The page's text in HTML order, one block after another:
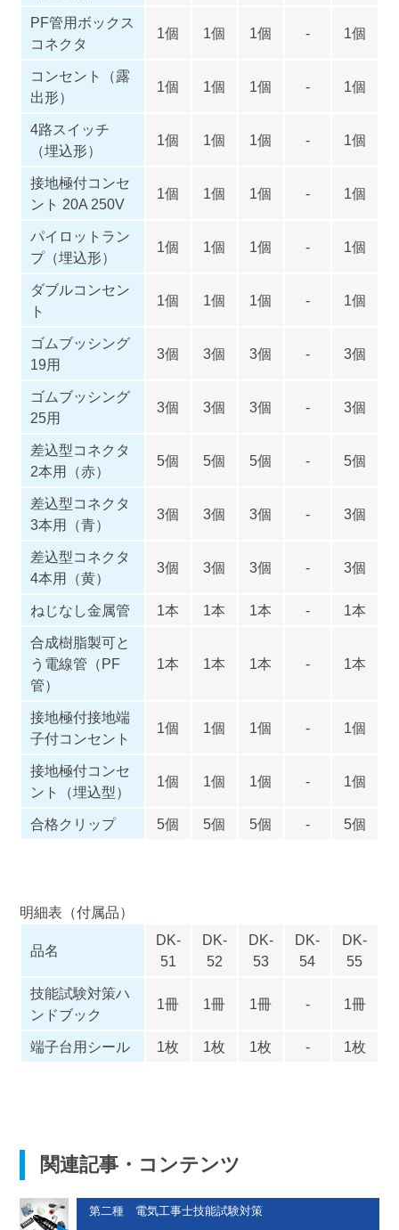
PF管用ボックス
コネクタ
1個 1個 1個 - 1個
コンセント（露
出形）
1個 1個 1個 - 1個
4路スイッチ
（埋込形）
1個 1個 1個 - 1個
接地極付コンセ
ント 20A 250V
1個 1個 1個 - 1個
パイロットラン
プ（埋込形）
1個 1個 1個 - 1個
ダブルコンセン
ト
1個 1個 1個 - 1個
ゴムブッシング
19用
3個 3個 3個 - 3個
ゴムブッシング
25用
3個 3個 3個 - 3個
差込型コネクタ
2本用（赤）
5個 5個 5個 - 5個
差込型コネクタ
3本用（青）
3個 3個 3個 - 3個
差込型コネクタ
4本用（黄）
3個 3個 3個 - 3個
ねじなし金属管 1本 1本 1本 -
1本
合成樹脂製可と
う電線管（PF
管）
1本 1本 1本 - 1本
接地極付接地端
子付コンセント
1個 1個 1個 - 1個
接地極付コンセ
ント（埋込型）
1個 1個 1個 - 1個
合格クリップ 5個 5個 5個 - 5個
明細表（付属品）
品名
DK-
51
DK-
52
DK-
53
DK-
54
DK-
55
技能試験対策ハ
ンドブック
1冊 1冊 1冊 - 1冊
端子台用シール 1枚 1枚 1枚 - 1枚
関連記事・コンテンツ
第二種 電気工事士技能試験対策